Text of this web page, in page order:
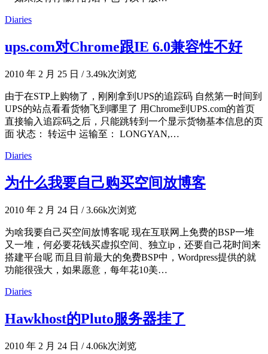
Diaries
ups.com对Chrome跟IE 6.0兼容性不好
2010 年 2 月 25 日 /3.49k次浏览
由于在STP上购物了，刚刚拿到UPS的追踪码 自然第一时间到
UPS的站点看看货物飞到哪里了 用Chrome到UPS.com的首页
直接输入追踪码之后，只能跳转到一个显示货物基本信息的页
面 状态： 转运中 运输至： LONGYAN,…
Diaries
为什么我要自己购买空间放博客
2010 年 2 月 24 日 /3.66k次浏览
为啥我要自己买空间放博客呢 现在互联网上免费的BSP一堆
又一堆，何必要花钱买虚拟空间、独立ip，还要自己花时间来
搭建平台呢 而且目前最大的免费BSP中，Wordpress提供的就
功能很强大，如果愿意，每年花10美…
Diaries
Hawkhost的Pluto服务器挂了
2010 年 2 月 24 日 /4.06k次浏览